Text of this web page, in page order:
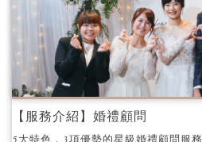
【服務介紹】婚禮顧問
5大特色，3項優勢的星級婚禮顧問服務